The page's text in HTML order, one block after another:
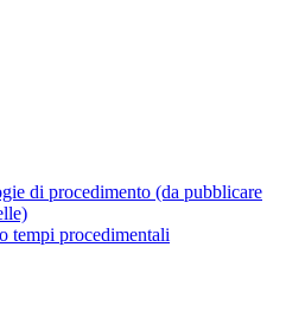
di procedimento (da pubblicare
tempi procedimentali